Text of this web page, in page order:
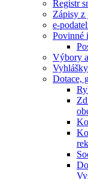
Registr
Zápisy z
e-
Povinné
Výbory
Dotace,